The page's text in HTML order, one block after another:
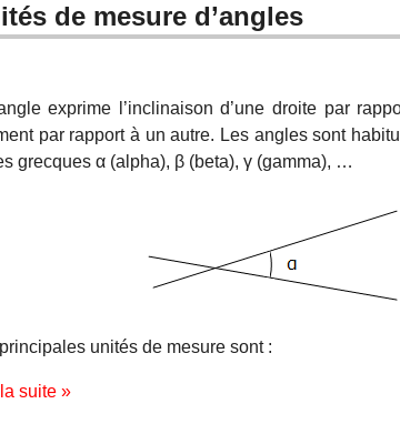
de mesure d’angles
exprime l’inclinaison d’une droite par
par rapport à un autre. Les angles sont
grecques α (alpha), β (beta), γ (gamma), …
unités de mesure sont :
suite »